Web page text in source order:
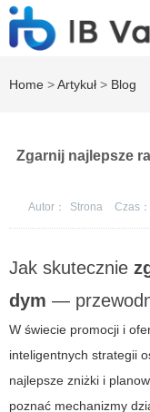
Home >Artykuł > Blog
Zgarnij najlepsze
Autor： Strona Czas：
Jak skutecznie
dym —
W świecie promocji i
inteligentnych strategii
najlepsze zniżki i
poznać mechanizmy